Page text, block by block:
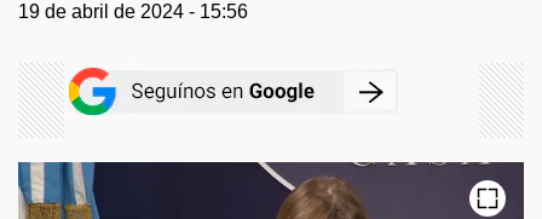
19 de abril de 2024 - 15:56